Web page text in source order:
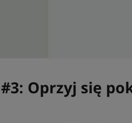
Oprzyj się